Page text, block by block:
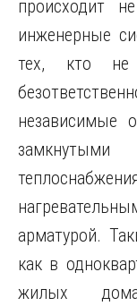
происходит
инженерные
тех, кто не
независимые
арматурой.
как в
жилых